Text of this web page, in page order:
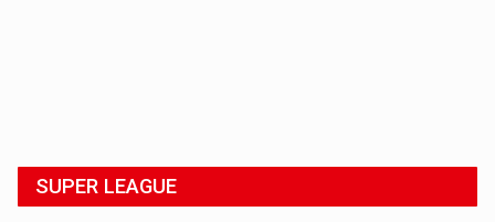
SUPER LEAGUE